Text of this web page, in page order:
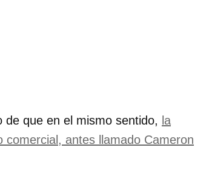
de que en el mismo sentido, la
antes llamado Cameron